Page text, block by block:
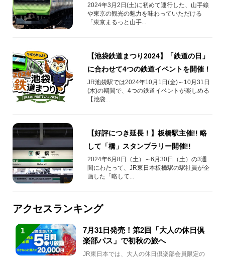
手線」を運行
2024年3月2日(土)に初めて運行した、山手線
や東京の観光の魅力を味わっていただける
「東京まるっと山手...
【池袋鉄道まつり2024】「鉄道の日」
に合わせて4つの鉄道イベントを開催！
JR池袋駅では2024年10月1日(金)～10月31日
(木)の期間で、4つの鉄道イベントが楽しめる
【池袋...
【好評につき延長！】板橋駅主催!! 略
して「橋」スタンプラリー開催!!
2024年6月8日（土）～6月30日（土）の3週
間にわたって、JR東日本板橋駅の駅社員が企
画した「略して...
アクセスランキング
1
7月31日発売！第2回「大人の休日倶
楽部パス」で初秋の旅へ
JR東日本では、大人の休日倶楽部会員限定の